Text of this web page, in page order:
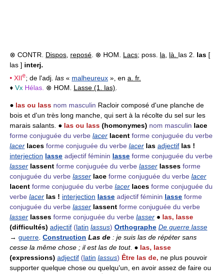
⊗ CONTR. Dispos reposé . ⊗ HOM. Lacs; poss. la là. las 2. las [
las ] interj.
• XIIe; de l'adj. las « malheureux », en a. fr.
♦ Vx Hélas. ⊗ HOM. Lasse (1. las).
● las ou lass nom masculin Racloir composé d'une planche de
bois et d'un très long manche, qui sert à la récolte du sel sur les
marais salants. ● las ou lass (homonymes) nom masculin lace
forme conjuguée du verbe lacer lacent forme conjuguée du verbe
lacer laces forme conjuguée du verbe lacer las adjectif las !
interjection lasse adjectif féminin lasse forme conjuguée du verbe
lasser lassent forme conjuguée du verbe lasser lasses forme
conjuguée du verbe lasser lace forme conjuguée du verbe lacer
lacent forme conjuguée du verbe lacer laces forme conjuguée du
verbe lacer las ! interjection lasse adjectif féminin lasse forme
conjuguée du verbe lasser lassent forme conjuguée du verbe
lasser lasses forme conjuguée du verbe lasser ● las, lasse
(difficultés) adjectif (latin lassus) Orthographe De guerre lasse
→ guerre. Construction Las de : je suis las de répéter sans
cesse la même chose ; il est las de tout. ● las, lasse
(expressions) adjectif (latin lassus) Être las de, ne plus pouvoir
supporter quelque chose ou quelqu'un, en avoir assez de faire ou